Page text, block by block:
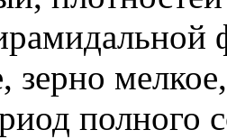
зерно
полного